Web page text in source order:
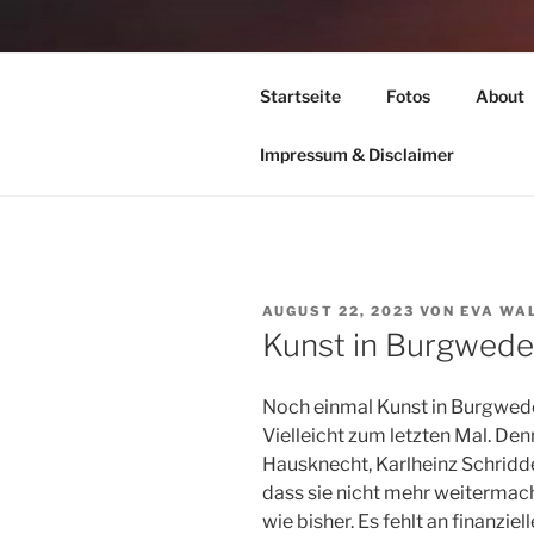
TIME TO
Startseite Fotos About
Impressum & Disclaimer
VERÖFFENTLICHT
AM
AUGUST 22, 2023 VON EVA
Kunst in
Noch einmal Kunst in
Vielleicht zum letzten Mal.
Hausknecht, Karlheinz
dass sie nicht mehr
wie bisher. Es fehlt an